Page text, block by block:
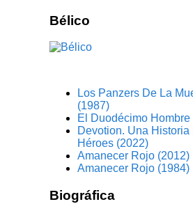
Bélico
Los Panzers De La
(1987)
El Duodécimo Hombre
Devotion. Una Historia
Héroes (2022)
Amanecer Rojo (2012)
Amanecer Rojo (1984)
Biográfica